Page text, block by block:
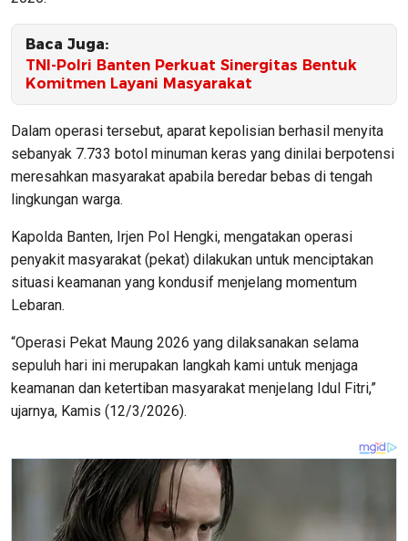
Baca Juga:
TNI-Polri Banten Perkuat Sinergitas Bentuk
Komitmen Layani Masyarakat
Dalam operasi tersebut, aparat kepolisian berhasil menyita
sebanyak 7.733 botol minuman keras yang dinilai berpotensi
meresahkan masyarakat apabila beredar bebas di tengah
lingkungan warga.
Kapolda Banten, Irjen Pol Hengki, mengatakan operasi
penyakit masyarakat (pekat) dilakukan untuk menciptakan
situasi keamanan yang kondusif menjelang momentum
Lebaran.
“Operasi Pekat Maung 2026 yang dilaksanakan selama
sepuluh hari ini merupakan langkah kami untuk menjaga
keamanan dan ketertiban masyarakat menjelang Idul Fitri,”
ujarnya, Kamis (12/3/2026).